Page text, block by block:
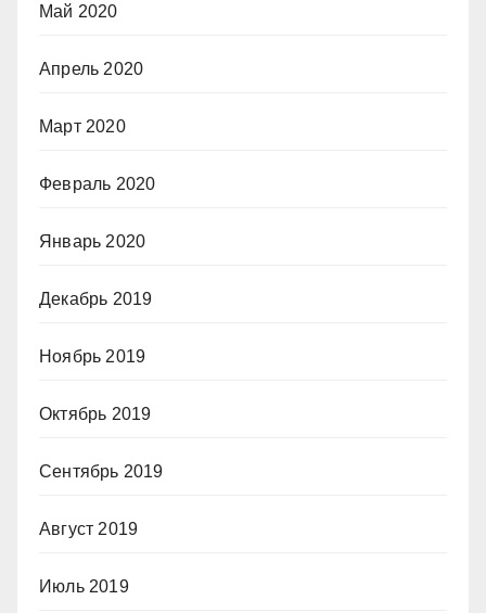
Май 2020
Апрель 2020
Март 2020
Февраль 2020
Январь 2020
Декабрь 2019
Ноябрь 2019
Октябрь 2019
Сентябрь 2019
Август 2019
Июль 2019